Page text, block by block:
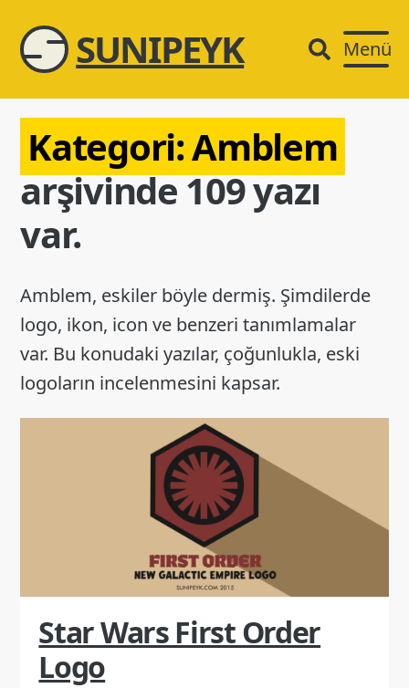
SUNIPEYK Menü
Kategori:Amblem
arşivinde 109 yazı
var.
Amblem, eskiler böyle dermiş. Şimdilerde
logo, ikon, icon ve benzeri tanımlamalar
var. Bu konudaki yazılar, çoğunlukla, eski
logoların incelenmesini kapsar.
Star Wars First Order
Logo